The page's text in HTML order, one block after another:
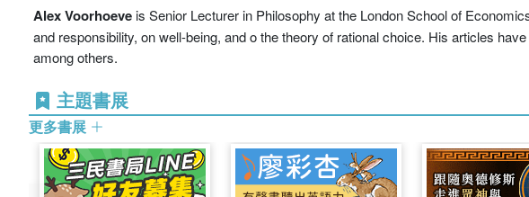
Alex Voorhoeveis Senior Lecturer in Philosophy at the London School of
and responsibility, on well-being, and o the theory of rational choice. His articles
among others.
主題書展
更多書展